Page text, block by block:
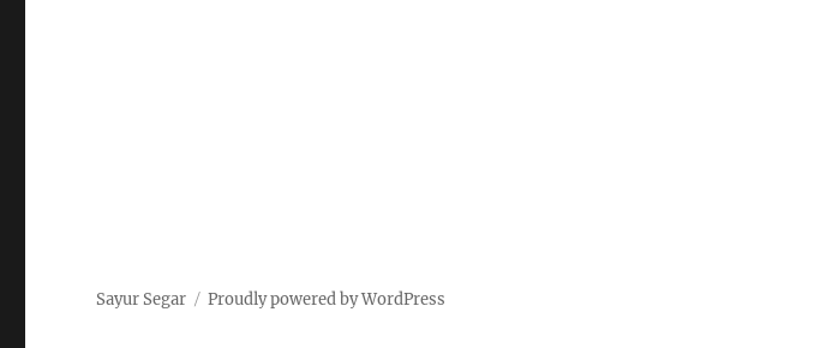
Sayur Segar Proudly powered by WordPress